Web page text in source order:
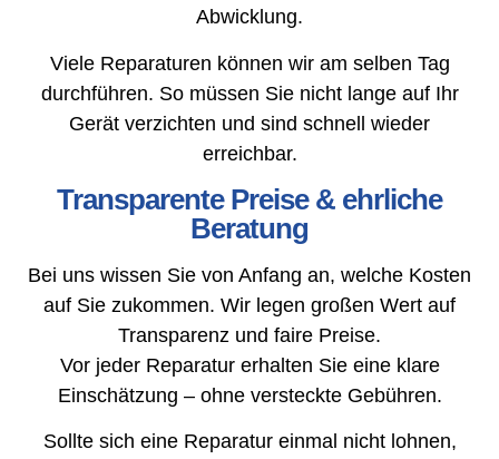
Abwicklung.
Viele Reparaturen können wir am selben Tag
durchführen. So müssen Sie nicht lange auf Ihr
Gerät verzichten und sind schnell wieder
erreichbar.
Transparente Preise & ehrliche
Beratung
Bei uns wissen Sie von Anfang an, welche Kosten
auf Sie zukommen. Wir legen großen Wert auf
Transparenz und faire Preise.
Vor jeder Reparatur erhalten Sie eine klare
Einschätzung – ohne versteckte Gebühren.
Sollte sich eine Reparatur einmal nicht lohnen,